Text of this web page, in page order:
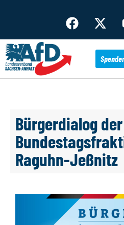
Bürgerdialog der
Raguhn-Jeßnitz